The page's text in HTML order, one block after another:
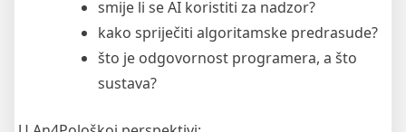
smije li se AI koristiti za nadzor?
kako spriječiti algoritamske predrasude?
što je odgovornost programera, a što
sustava?